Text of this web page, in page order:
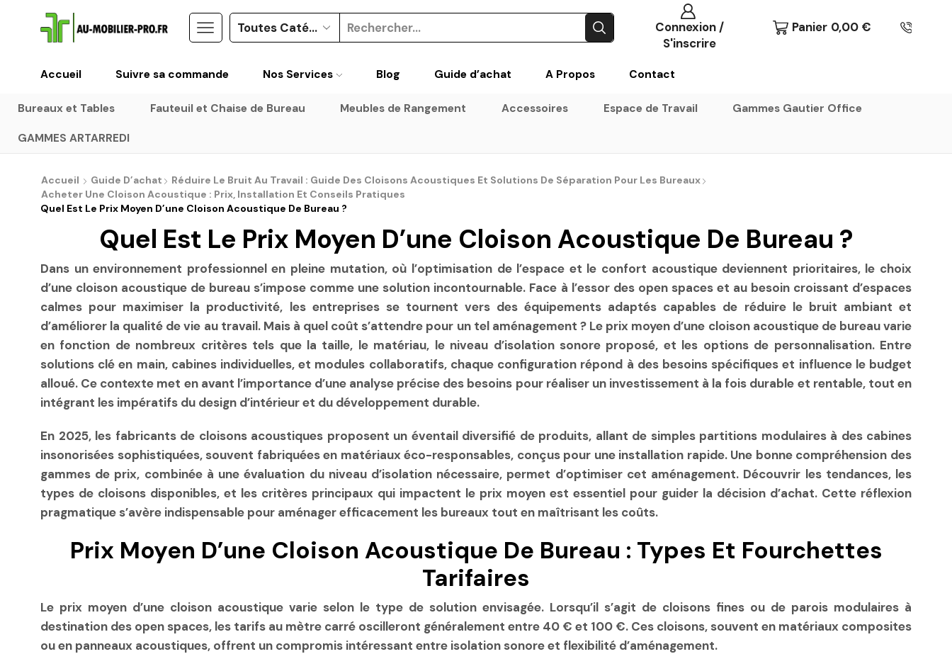
Connexion /
S'inscrire
Panier 0,00 €
Accueil Suivre sa commande Nos Services Blog Guide d’achat A Propos Contact
Bureaux et Tables Fauteuil et Chaise de Bureau Meubles de Rangement Accessoires Espace de Travail Gammes Gautier Office
GAMMES ARTARREDI
Accueil Guide D’achat
Réduire Le Bruit Au Travail : Guide Des Cloisons Acoustiques Et Solutions De Séparation Pour Les Bureaux
Acheter Une Cloison Acoustique : Prix, Installation Et Conseils Pratiques
Quel Est Le Prix Moyen D’une Cloison Acoustique De Bureau ?
Quel Est Le Prix Moyen D’une Cloison Acoustique De Bureau ?
Dans un environnement professionnel en pleine mutation, où l’optimisation de l’espace et le confort acoustique deviennent prioritaires, le choix
d’une cloison acoustique de bureau s’impose comme une solution incontournable. Face à l’essor des open spaces et au besoin croissant d’espaces
calmes pour maximiser la productivité, les entreprises se tournent vers des équipements adaptés capables de réduire le bruit ambiant et
d’améliorer la qualité de vie au travail. Mais à quel coût s’attendre pour un tel aménagement ? Le prix moyen d’une cloison acoustique de bureau varie
en fonction de nombreux critères tels que la taille, le matériau, le niveau d’isolation sonore proposé, et les options de personnalisation. Entre
solutions clé en main, cabines individuelles, et modules collaboratifs, chaque configuration répond à des besoins spécifiques et influence le budget
alloué. Ce contexte met en avant l’importance d’une analyse précise des besoins pour réaliser un investissement à la fois durable et rentable, tout en
intégrant les impératifs du design d’intérieur et du développement durable.
En 2025, les fabricants de cloisons acoustiques proposent un éventail diversifié de produits, allant de simples partitions modulaires à des cabines
insonorisées sophistiquées, souvent fabriquées en matériaux éco-responsables, conçus pour une installation rapide. Une bonne compréhension des
gammes de prix, combinée à une évaluation du niveau d’isolation nécessaire, permet d’optimiser cet aménagement. Découvrir les tendances, les
types de cloisons disponibles, et les critères principaux qui impactent le prix moyen est essentiel pour guider la décision d’achat. Cette réflexion
pragmatique s’avère indispensable pour aménager efficacement les bureaux tout en maîtrisant les coûts.
Prix Moyen D’une Cloison Acoustique De Bureau : Types Et Fourchettes
Tarifaires
Le prix moyen d’une cloison acoustique varie selon le type de solution envisagée. Lorsqu’il s’agit de cloisons fines ou de parois modulaires à
destination des open spaces, les tarifs au mètre carré oscilleront généralement entre 40 € et 100 €. Ces cloisons, souvent en matériaux composites
ou en panneaux acoustiques, offrent un compromis intéressant entre isolation sonore et flexibilité d’aménagement.